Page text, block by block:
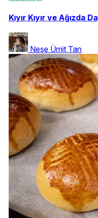
Kıyır Kıyır ve Ağızda
Neşe Ümit Tan